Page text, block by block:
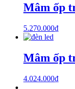
Mâm ốp
5.270.000₫
Mâm ốp
4.024.000₫